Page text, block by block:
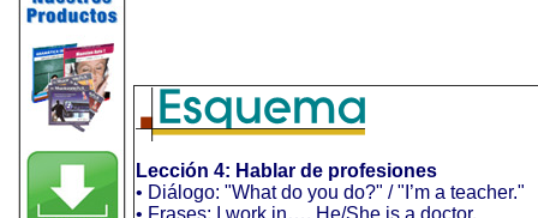
Lección 4: Hablar de profesiones
• Diálogo: "What do you do?" / "I’m a teacher."
• Frases: I work in…, He/She is a doctor.